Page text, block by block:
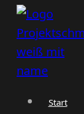
Zum
Inhalt
springen
Start